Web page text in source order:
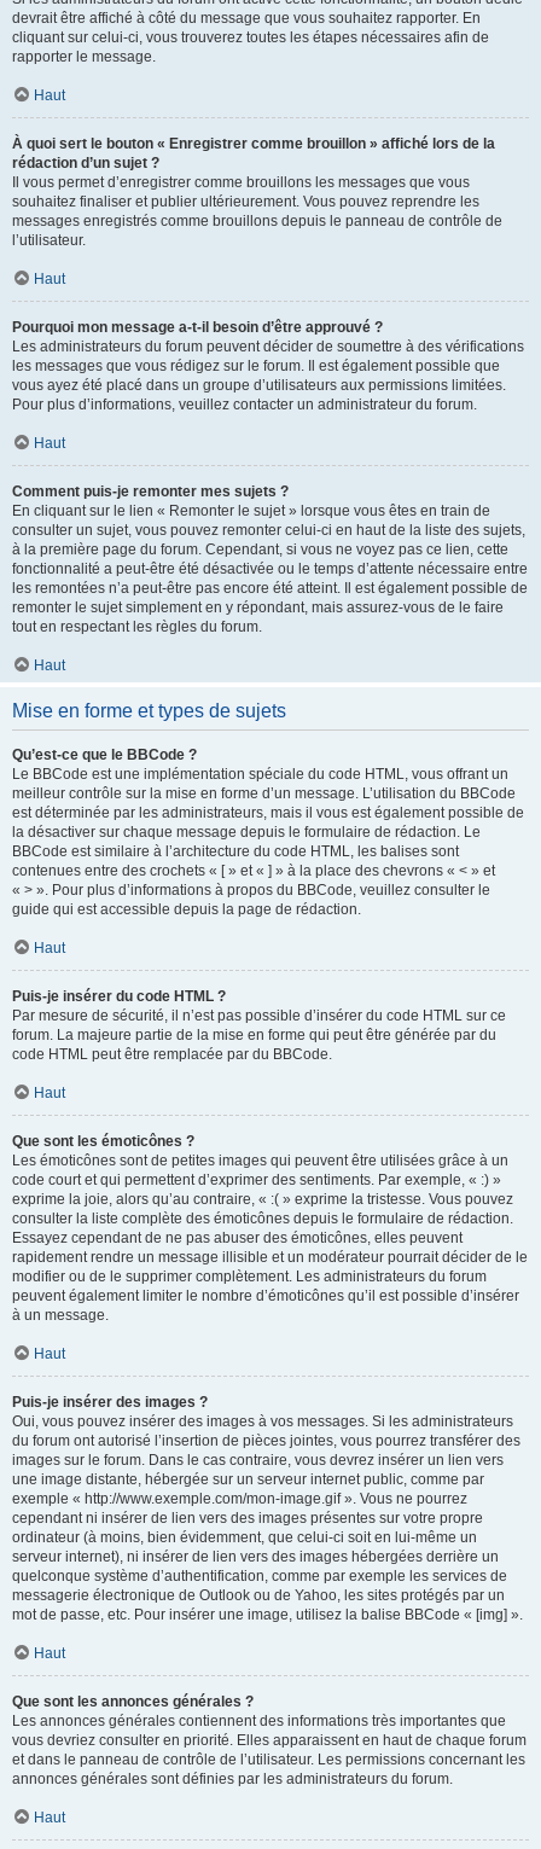
devrait être affiché à côté du message que vous souhaitez rapporter. En
cliquant sur celui-ci, vous trouverez toutes les étapes nécessaires afin de
rapporter le message.
Haut
À quoi sert le bouton « Enregistrer comme brouillon » affiché lors de la
rédaction d’un sujet ?
Il vous permet d’enregistrer comme brouillons les messages que vous
souhaitez finaliser et publier ultérieurement. Vous pouvez reprendre les
messages enregistrés comme brouillons depuis le panneau de contrôle de
l’utilisateur.
Haut
Pourquoi mon message a-t-il besoin d’être approuvé ?
Les administrateurs du forum peuvent décider de soumettre à des vérifications
les messages que vous rédigez sur le forum. Il est également possible que
vous ayez été placé dans un groupe d’utilisateurs aux permissions limitées.
Pour plus d’informations, veuillez contacter un administrateur du forum.
Haut
Comment puis-je remonter mes sujets ?
En cliquant sur le lien « Remonter le sujet » lorsque vous êtes en train de
consulter un sujet, vous pouvez remonter celui-ci en haut de la liste des sujets,
à la première page du forum. Cependant, si vous ne voyez pas ce lien, cette
fonctionnalité a peut-être été désactivée ou le temps d’attente nécessaire entre
les remontées n’a peut-être pas encore été atteint. Il est également possible de
remonter le sujet simplement en y répondant, mais assurez-vous de le faire
tout en respectant les règles du forum.
Haut
Mise en forme et types de sujets
Qu’est-ce que le BBCode ?
Le BBCode est une implémentation spéciale du code HTML, vous offrant un
meilleur contrôle sur la mise en forme d’un message. L’utilisation du BBCode
est déterminée par les administrateurs, mais il vous est également possible de
la désactiver sur chaque message depuis le formulaire de rédaction. Le
BBCode est similaire à l’architecture du code HTML, les balises sont
contenues entre des crochets « [ » et « ] » à la place des chevrons « < » et
« > ». Pour plus d’informations à propos du BBCode, veuillez consulter le
guide qui est accessible depuis la page de rédaction.
Haut
Puis-je insérer du code HTML ?
Par mesure de sécurité, il n’est pas possible d’insérer du code HTML sur ce
forum. La majeure partie de la mise en forme qui peut être générée par du
code HTML peut être remplacée par du BBCode.
Haut
Que sont les émoticônes ?
Les émoticônes sont de petites images qui peuvent être utilisées grâce à un
code court et qui permettent d’exprimer des sentiments. Par exemple, « :) »
exprime la joie, alors qu’au contraire, « :( » exprime la tristesse. Vous pouvez
consulter la liste complète des émoticônes depuis le formulaire de rédaction.
Essayez cependant de ne pas abuser des émoticônes, elles peuvent
rapidement rendre un message illisible et un modérateur pourrait décider de le
modifier ou de le supprimer complètement. Les administrateurs du forum
peuvent également limiter le nombre d’émoticônes qu’il est possible d’insérer
à un message.
Haut
Puis-je insérer des images ?
Oui, vous pouvez insérer des images à vos messages. Si les administrateurs
du forum ont autorisé l’insertion de pièces jointes, vous pourrez transférer des
images sur le forum. Dans le cas contraire, vous devrez insérer un lien vers
une image distante, hébergée sur un serveur internet public, comme par
exemple « http://www.exemple.com/mon-image.gif ». Vous ne pourrez
cependant ni insérer de lien vers des images présentes sur votre propre
ordinateur (à moins, bien évidemment, que celui-ci soit en lui-même un
serveur internet), ni insérer de lien vers des images hébergées derrière un
quelconque système d’authentification, comme par exemple les services de
messagerie électronique de Outlook ou de Yahoo, les sites protégés par un
mot de passe, etc. Pour insérer une image, utilisez la balise BBCode « [img] ».
Haut
Que sont les annonces générales ?
Les annonces générales contiennent des informations très importantes que
vous devriez consulter en priorité. Elles apparaissent en haut de chaque forum
et dans le panneau de contrôle de l’utilisateur. Les permissions concernant les
annonces générales sont définies par les administrateurs du forum.
Haut